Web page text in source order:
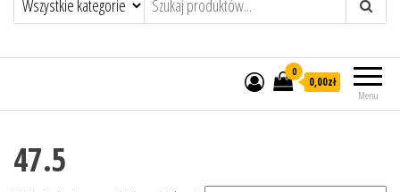
Menu
0
0,00zł
47.5